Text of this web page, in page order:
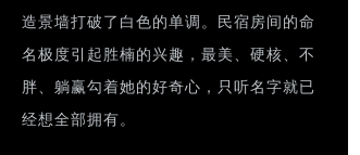
造景墙打破了白色的单调。民宿房间的命
名极度引起胜楠的兴趣，最美、硬核、不
胖、躺赢勾着她的好奇心，只听名字就已
经想全部拥有。